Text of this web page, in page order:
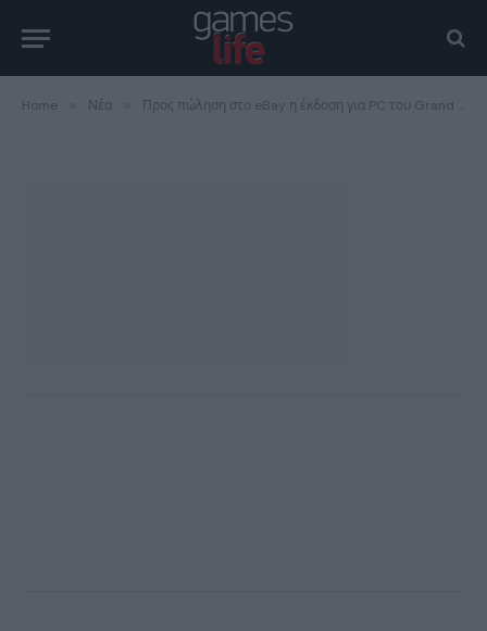
Home Νέα Προς πώληση στο eBay η έκδοση για PC του Grand Theft Auto V!
ΠΈΤΡΟΣ ΚΗΠΟΥΡΌΠΟΥΛΟΣ